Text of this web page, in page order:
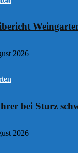
2026
bei Sturz
2026